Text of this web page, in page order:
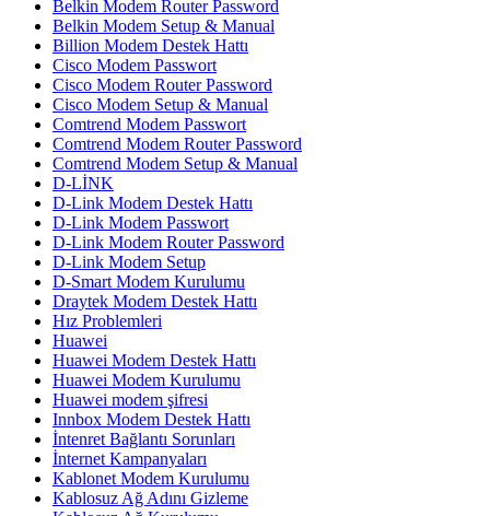
Belkin Modem Router Password
Belkin Modem Setup & Manual
Billion Modem Destek Hattı
Cisco Modem Passwort
Cisco Modem Router Password
Cisco Modem Setup & Manual
Comtrend Modem Passwort
Comtrend Modem Router Password
Comtrend Modem Setup & Manual
D-LİNK
D-Link Modem Destek Hattı
D-Link Modem Passwort
D-Link Modem Router Password
D-Link Modem Setup
D-Smart Modem Kurulumu
Draytek Modem Destek Hattı
Hız Problemleri
Huawei
Huawei Modem Destek Hattı
Huawei Modem Kurulumu
Huawei modem şifresi
Innbox Modem Destek Hattı
İntenret Bağlantı Sorunları
İnternet Kampanyaları
Kablonet Modem Kurulumu
Kablosuz Ağ Adını Gizleme